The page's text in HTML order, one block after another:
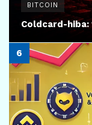
BITCOIN
Coldcard-hiba: